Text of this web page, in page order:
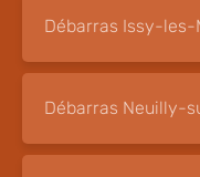
Débarras Issy-les-
Débarras Neuilly-